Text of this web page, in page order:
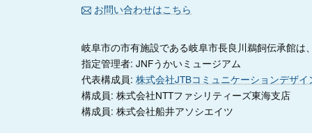
お問い合わせはこちら
岐阜市の市有施設である岐阜市長良川鵜飼伝承館
指定管理者: JNFうかいミュージアム
代表構成員: 株式会社JTBコミュニケーションデザイ
構成員: 株式会社NTTファシリティーズ東海支店
構成員: 株式会社船井アソシエイツ